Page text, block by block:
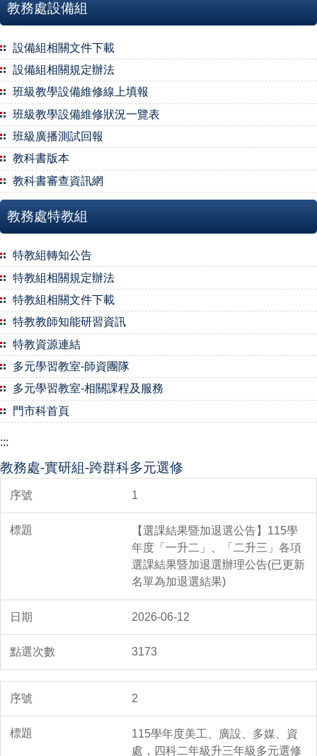
教務處設備組
設備組相關文件下載
設備組相關規定辦法
班級教學設備維修線上填報
班級教學設備維修狀況一覽表
班級廣播測試回報
教科書版本
教科書審查資訊網
教務處特教組
特教組轉知公告
特教組相關規定辦法
特教組相關文件下載
特教教師知能研習資訊
特教資源連結
多元學習教室-師資團隊
多元學習教室-相關課程及服務
門市科首頁
:::
教務處-實研組-跨群科多元選修
1
【選課結果暨加退選公告】115學
年度「一升二」、「二升三」各項
選課結果暨加退選辦理公告(已更新
名單為加退選結果)
2026-06-12
3173
2
115學年度美工、廣設、多媒、資
處，四科二年級升三年級多元選修